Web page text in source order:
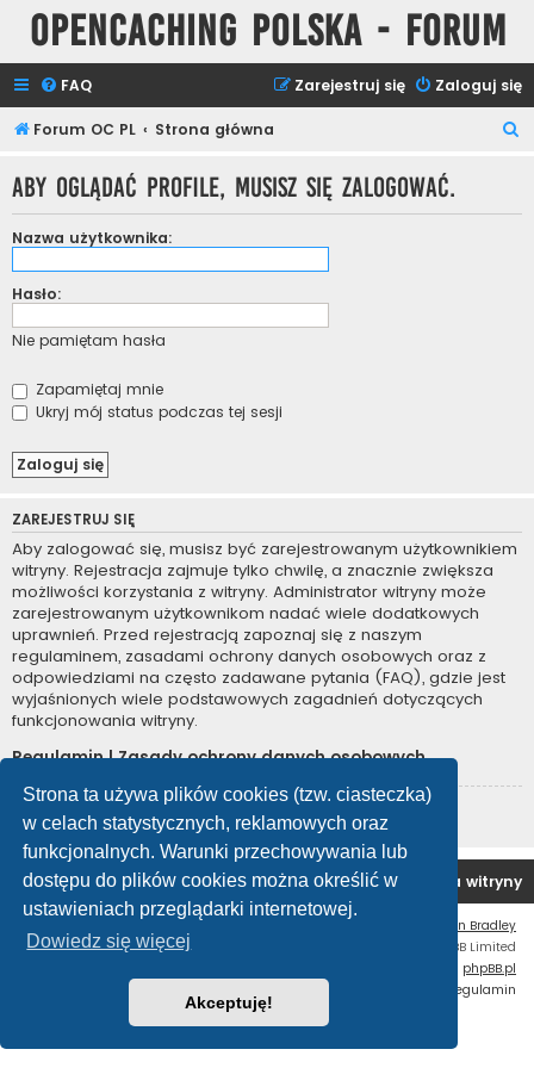
Strona ta używa plików cookies (tzw. ciasteczka)
w celach statystycznych, reklamowych oraz
funkcjonalnych. Warunki przechowywania lub
dostępu do plików cookies można określić w
ustawieniach przeglądarki internetowej.
Dowiedz się więcej
Akceptuję!
Opencaching Polska - Forum
FAQ Zaloguj się
Zarejestruj się
Forum OC PL Strona główna
k
Aby oglądać profile, musisz się zalogować.
Nazwa użytkownika:
Hasło:
Nie pamiętam hasła
Zapamiętaj mnie
Ukryj mój status podczas tej sesji
ZAREJESTRUJ SIĘ
Aby zalogować się, musisz być zarejestrowanym użytkownikiem
witryny. Rejestracja zajmuje tylko chwilę, a znacznie zwiększa
możliwości korzystania z witryny. Administrator witryny może
zarejestrowanym użytkownikom nadać wiele dodatkowych
uprawnień. Przed rejestracją zapoznaj się z naszym
regulaminem, zasadami ochrony danych osobowych oraz z
odpowiedziami na często zadawane pytania (FAQ), gdzie jest
wyjaśnionych wiele podstawowych zagadnień dotyczących
funkcjonowania witryny.
Regulamin|Zasady ochrony danych osobowych
Zarejestruj się
Forum OC PL Strona główna Usuń ciasteczka witryny
Ian Bradley
Technologię dostarcza
® Forum Software © phpBB Limited
phpBB.pl
Regulamin